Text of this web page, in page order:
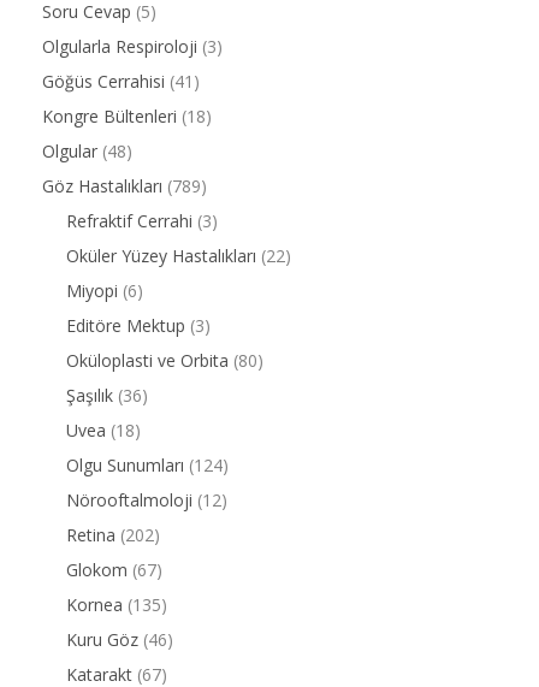
Soru Cevap (5)
Olgularla Respiroloji (3)
Göğüs Cerrahisi (41)
Kongre Bültenleri (18)
Olgular (48)
Göz Hastalıkları (789)
Refraktif Cerrahi (3)
Oküler Yüzey Hastalıkları (22)
Miyopi (6)
Editöre Mektup (3)
Oküloplasti ve Orbita (80)
Şaşılık (36)
Uvea (18)
Olgu Sunumları (124)
Nörooftalmoloji (12)
Retina (202)
Glokom (67)
Kornea (135)
Kuru Göz (46)
Katarakt (67)